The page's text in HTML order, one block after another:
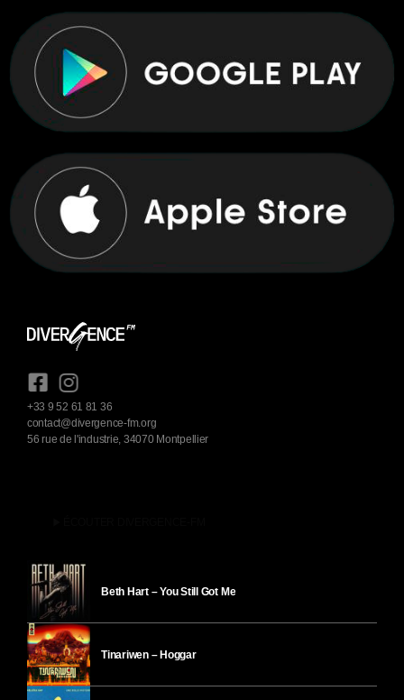
+33 9 52 61 81 36
contact@divergence-fm.org
56 rue de l'industrie, 34070 Montpellier
Beth Hart – You Still Got Me
Tinariwen – Hoggar